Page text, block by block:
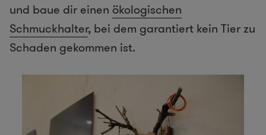
und baue dir einen ökologischen
Schmuckhalter, bei dem garantiert kein Tier zu
Schaden gekommen ist.